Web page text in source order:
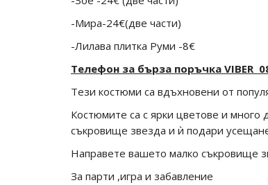
-Мира-24€(две части)
-Лилава плитка Руми -8€
Телефон за бърза поръчка VIBER
Тези костюми са вдъхновени от
Костюмите са с ярки цветове и
съкровище звезда и ѝ подари
Направете вашето малко съкровище
За парти ,игра и забавление